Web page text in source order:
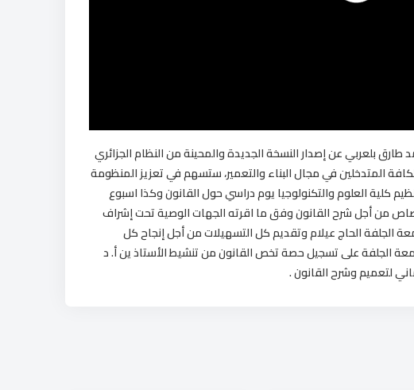
طارق بلعربي عن إصدار النسخة الجديدة والمحينة من النظام الجزائري
لكافة المتدخلين في مجال البناء والتعمير، ستسهم في تعزيز المنظومة
كلية العلوم والتكنولوجيا يوم دراسي حول القانون وكذا اسبوع
من أجل شرح القانون وفق ما اقرته الجهات الوصية تحت إشراف
الجلفة الحاج عيلام وتقديم كل التسهيلات من أجل إنجاح كل
الجلفة على تسجيل حصة تخص القانون من تنشيط الأستاذ ين أ. د
لتعميم وشرح القانون .